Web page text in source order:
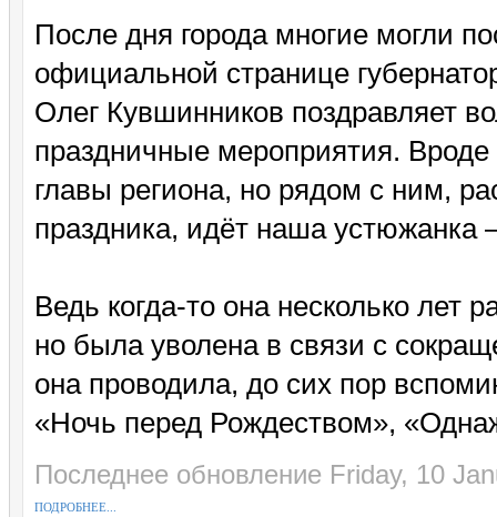
После дня города многие могли
официальной странице
Олег Кувшинников поздравляет
праздничные мероприятия.
главы региона, но рядом с ним,
праздника, идёт наша устюжанка
Ведь когда-то она несколько лет
но была уволена в связи с
она проводила, до сих пор
«Ночь перед Рождеством»,
Последнее обновление Friday, 10
ПОДРОБНЕЕ...